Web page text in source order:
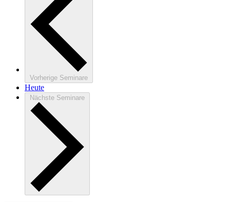
Vorherige Seminare
Heute
Nächste Seminare